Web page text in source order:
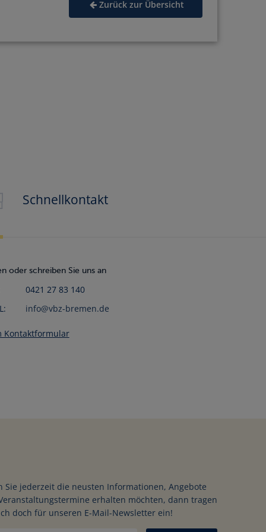
Zurück zur Übersicht
Schnellkontakt
oder schreiben Sie uns an
0421 27 83 140
info@vbz-bremen.de
Kontaktformular
Sie jederzeit die neusten Informationen, Angebote
erhalten möchten, dann tragen
doch für unseren E-Mail-Newsletter ein!